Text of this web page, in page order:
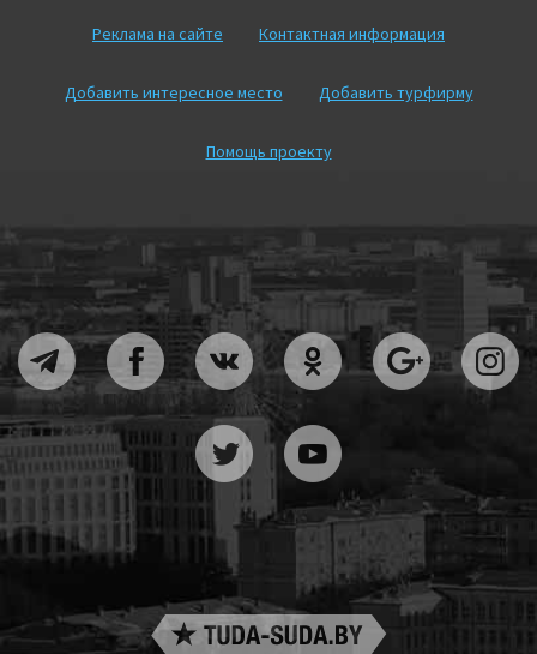
Реклама на сайте Контактная информация
Добавить интересное место Добавить турфирму
Помощь проекту